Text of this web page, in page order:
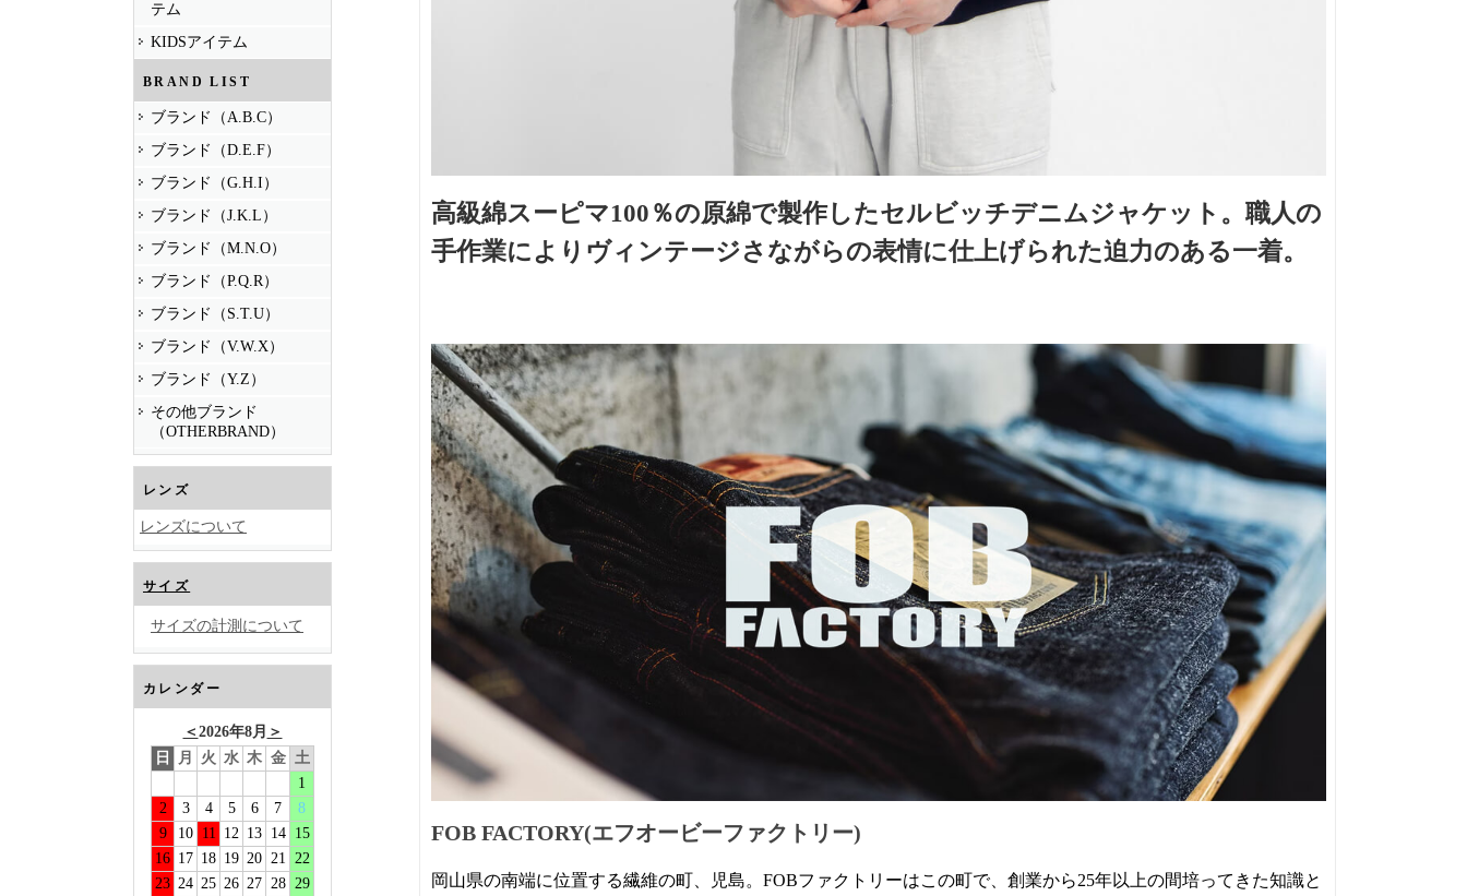
テム
KIDSアイテム
BRAND LIST
ブランド（A.B.C）
ブランド（D.E.F）
ブランド（G.H.I）
ブランド（J.K.L）
ブランド（M.N.O）
ブランド（P.Q.R）
ブランド（S.T.U）
ブランド（V.W.X）
ブランド（Y.Z）
その他ブランド
（OTHERBRAND）
レンズ
レンズについて
サイズ
サイズの計測について
カレンダー
＜ 2026年8月 ＞
日
月 火 水 木 金 土
1
2
3 4 5 6 7
8
9
10 11 12 13 14
15
16 17 18 19 20 21 22
23 24 25 26 27 28 29
高級綿スーピマ100％の原綿で製作したセルビッチデニムジャケット。職人の
手作業によりヴィンテージさながらの表情に仕上げられた迫力のある一着。
FOB FACTORY(エフオービーファクトリー)
岡山県の南端に位置する繊維の町、児島。FOBファクトリーはこの町で、創業から25年以上の間培ってきた知識と